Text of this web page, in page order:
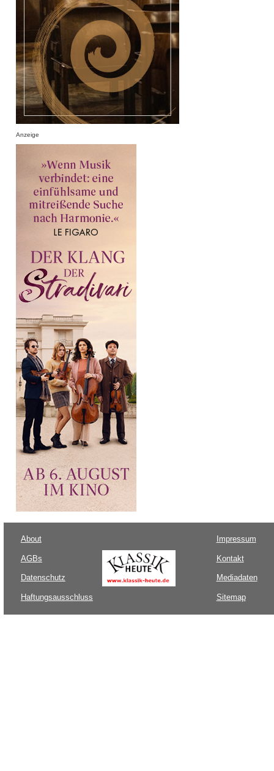
Anzeige
About
AGBs
Datenschutz
Haftungsausschluss
Impressum
Kontakt
Mediadaten
Sitemap